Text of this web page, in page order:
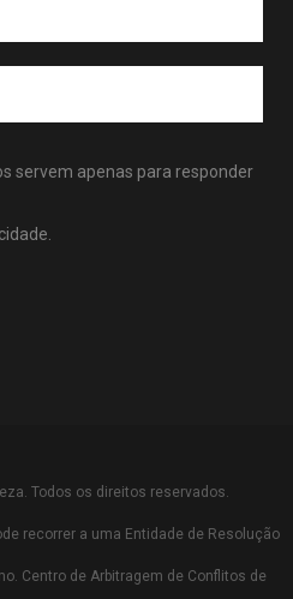
servem apenas para responder
Todos os direitos reservados.
recorrer a uma Entidade de Resolução
Centro de Arbitragem de Conflitos de